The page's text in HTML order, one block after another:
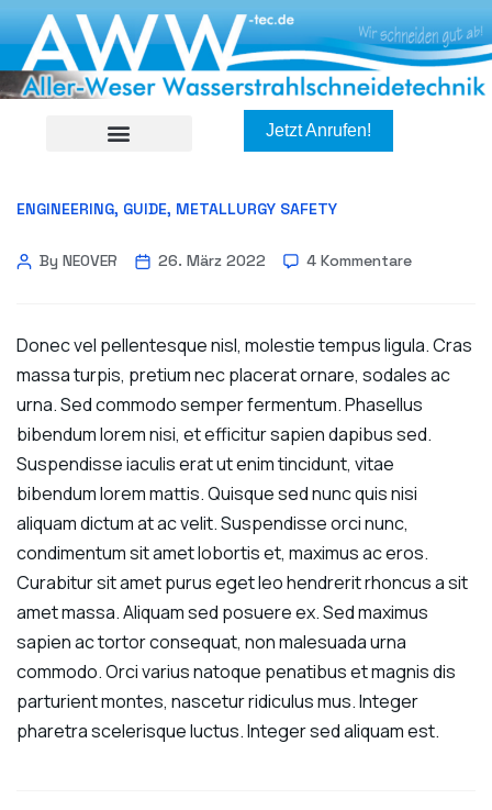
Jetzt Anrufen!
ENGINEERING, GUIDE, METALLURGY SAFETY
By NEOVER 26. März 2022 4 Kommentare
Donec vel pellentesque nisl, molestie tempus ligula. Cras
massa turpis, pretium nec placerat ornare, sodales ac
urna. Sed commodo semper fermentum. Phasellus
bibendum lorem nisi, et efficitur sapien dapibus sed.
Suspendisse iaculis erat ut enim tincidunt, vitae
bibendum lorem mattis. Quisque sed nunc quis nisi
aliquam dictum at ac velit. Suspendisse orci nunc,
condimentum sit amet lobortis et, maximus ac eros.
Curabitur sit amet purus eget leo hendrerit rhoncus a sit
amet massa. Aliquam sed posuere ex. Sed maximus
sapien ac tortor consequat, non malesuada urna
commodo. Orci varius natoque penatibus et magnis dis
parturient montes, nascetur ridiculus mus. Integer
pharetra scelerisque luctus. Integer sed aliquam est.